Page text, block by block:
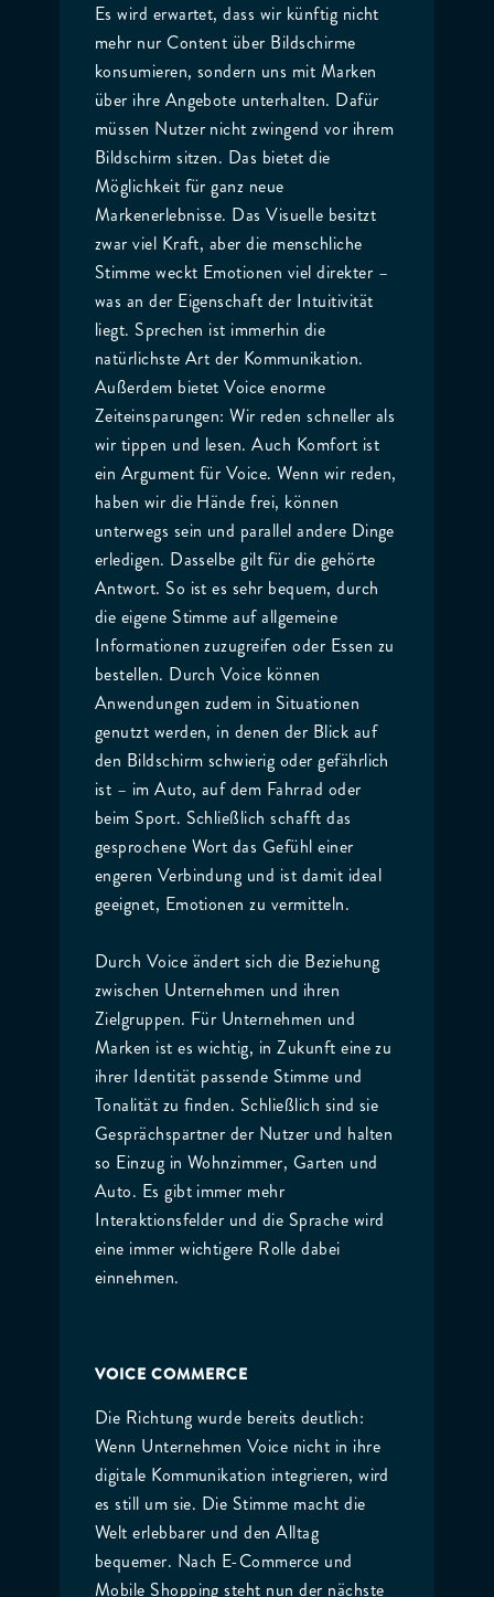
Es wird erwartet, dass wir künftig nicht
mehr nur Content über Bildschirme
konsumieren, sondern uns mit Marken
über ihre Angebote unterhalten. Dafür
müssen Nutzer nicht zwingend vor ihrem
Bildschirm sitzen. Das bietet die
Möglichkeit für ganz neue
Markenerlebnisse. Das Visuelle besitzt
zwar viel Kraft, aber die menschliche
Stimme weckt Emotionen viel direkter –
was an der Eigenschaft der Intuitivität
liegt. Sprechen ist immerhin die
natürlichste Art der Kommunikation.
Außerdem bietet Voice enorme
Zeiteinsparungen: Wir reden schneller als
wir tippen und lesen. Auch Komfort ist
ein Argument für Voice. Wenn wir reden,
haben wir die Hände frei, können
unterwegs sein und parallel andere Dinge
erledigen. Dasselbe gilt für die gehörte
Antwort. So ist es sehr bequem, durch
die eigene Stimme auf allgemeine
Informationen zuzugreifen oder Essen zu
bestellen. Durch Voice können
Anwendungen zudem in Situationen
genutzt werden, in denen der Blick auf
den Bildschirm schwierig oder gefährlich
ist – im Auto, auf dem Fahrrad oder
beim Sport. Schließlich schafft das
gesprochene Wort das Gefühl einer
engeren Verbindung und ist damit ideal
geeignet, Emotionen zu vermitteln.
Durch Voice ändert sich die Beziehung
zwischen Unternehmen und ihren
Zielgruppen. Für Unternehmen und
Marken ist es wichtig, in Zukunft eine zu
ihrer Identität passende Stimme und
Tonalität zu finden. Schließlich sind sie
Gesprächspartner der Nutzer und halten
so Einzug in Wohnzimmer, Garten und
Auto. Es gibt immer mehr
Interaktionsfelder und die Sprache wird
eine immer wichtigere Rolle dabei
einnehmen.
VOICE COMMERCE
Die Richtung wurde bereits deutlich:
Wenn Unternehmen Voice nicht in ihre
digitale Kommunikation integrieren, wird
es still um sie. Die Stimme macht die
Welt erlebbarer und den Alltag
bequemer. Nach E-Commerce und
Mobile Shopping steht nun der nächste